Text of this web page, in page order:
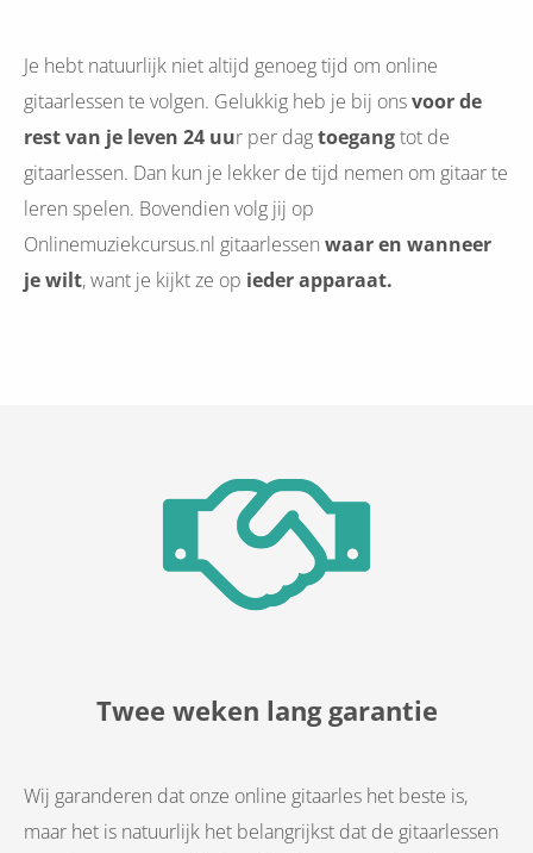
Je hebt natuurlijk niet altijd genoeg tijd om online
gitaarlessen te volgen. Gelukkig heb je bij onsvoor de
rest van je leven 24 uur per dagtoegangtot de
gitaarlessen. Dan kun je lekker de tijd nemen om gitaar te
leren spelen. Bovendien volg jij op
Onlinemuziekcursus.nl gitaarlessen waar en wanneer
je wilt, want je kijkt ze op ieder apparaat.
Twee weken lang garantie
Wij garanderen dat onze online gitaarles het beste is,
maar het is natuurlijk het belangrijkst dat de gitaarlessen